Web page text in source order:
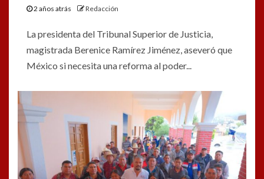
2 años atrás Redacción
La presidenta del Tribunal Superior de Justicia,
magistrada Berenice Ramírez Jiménez, aseveró que
México si necesita una reforma al poder...